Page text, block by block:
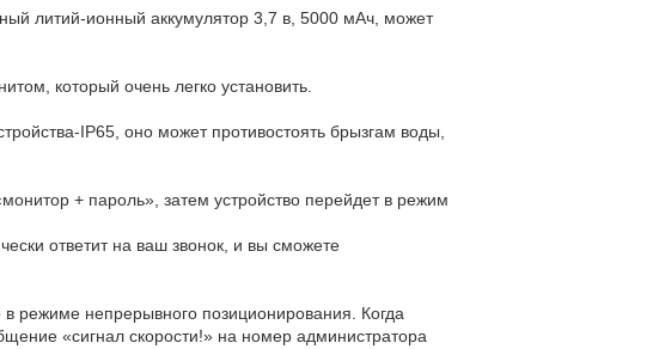
литий-ионный аккумулятор 3,7 в, 5000 мАч, может
который очень легко установить.
IP65, оно может противостоять брызгам воды,
+ пароль», затем устройство перейдет в режим
ответит на ваш звонок, и вы сможете
в режиме непрерывного позиционирования. Когда
«сигнал скорости!» на номер администратора